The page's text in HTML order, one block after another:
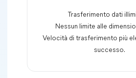
Trasferimento dati
Nessun limite alle
Velocità di trasferimento più
successo.